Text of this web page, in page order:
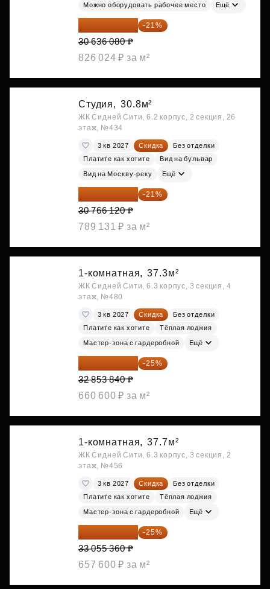
Можно оборудовать рабочее место Ещё
24 202 503 ₽ -21%
30 636 080 ₽
826 024 ₽ за м²
Студия, 30.8м²
ЖК Сидней Сити, 6.2 корпус, 2 секция, 26
этаж, №434
3 кв 2027 Скидка
Без отделки
Платите как хотите
Вид на бульвар
Вид на Москву-реку Ещё
24 305 235 ₽ -21%
30 766 120 ₽
789 131 ₽ за м²
1-комнатная, 37.3м²
ЖК Сидней Сити, 6.3 корпус, 3 секция, 4
этаж, №480
3 кв 2027 Скидка
Без отделки
Платите как хотите
Тёплая лоджия
Мастер-зона с гардеробной Ещё
24 640 380 ₽ -25%
32 853 840 ₽
660 600 ₽ за м²
1-комнатная, 37.7м²
ЖК Сидней Сити, 6.3 корпус, 3 секция, 2
этаж, №456
3 кв 2027 Скидка
Без отделки
Платите как хотите
Тёплая лоджия
Мастер-зона с гардеробной Ещё
24 791 520 ₽ -25%
33 055 360 ₽
657 600 ₽ за м²